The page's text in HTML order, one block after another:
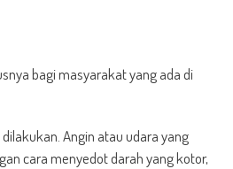
bagi masyarakat yang ada di
Angin atau udara yang
cara menyedot darah yang kotor,